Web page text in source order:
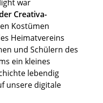
war
Creativa-
Kostümen
Heimatvereins
und Schülern des
ein kleines
lebendig
unsere digitale